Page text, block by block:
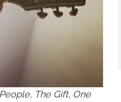
, The Gift, One